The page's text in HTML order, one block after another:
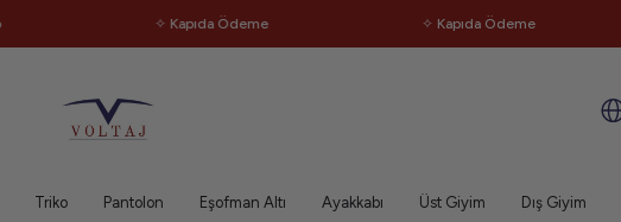
✧ Kapıda Ödeme ✧ Kapıda Ödeme
Triko Pantolon Eşofman Altı Ayakkabı Üst Giyim Dış Giyim